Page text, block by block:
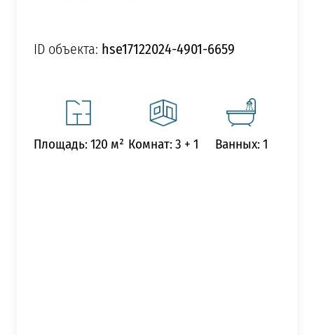
ID объекта: hse17122024-4901-6659
Площадь: 120 м² Комнат: 3 + 1 Ванных: 1